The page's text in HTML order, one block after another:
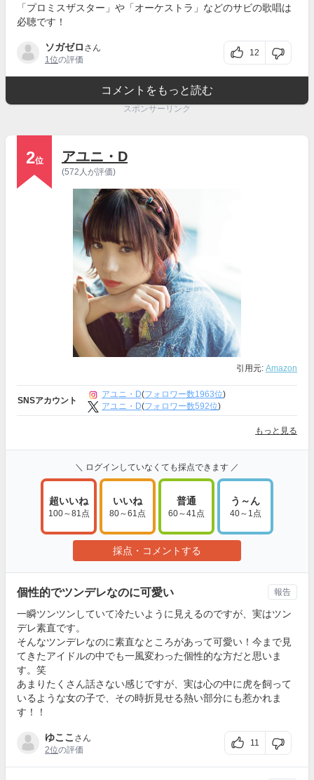
「プロミスザスター」や「オーケストラ」などのサビの歌唱は
必聴です！
ソガゼロ さん
1位の評価
12
コメントをもっと読む
スポンサーリンク
2位 アユニ・D
(572人が評価)
引用元: Amazon
SNSアカウント
アユニ・D(フォロワー数1963位)
アユニ・D(フォロワー数592位)
もっと見る
＼ ログインしていなくても採点できます ／
超いいね
100～81点
いいね
80～61点
普通
60～41点
う～ん
40～1点
採点・コメントする
個性的でツンデレなのに可愛い
一瞬ツンツンしていて冷たいように見えるのですが、実はツン
デレ素直です。
そんなツンデレなのに素直なところがあって可愛い！今まで見
てきたアイドルの中でも一風変わった個性的な方だと思いま
す。笑
あまりたくさん話さない感じですが、実は心の中に虎を飼って
いるような女の子で、その時折見せる熱い部分にも惹かれま
す！！
ゆここ さん
2位の評価
11
報告